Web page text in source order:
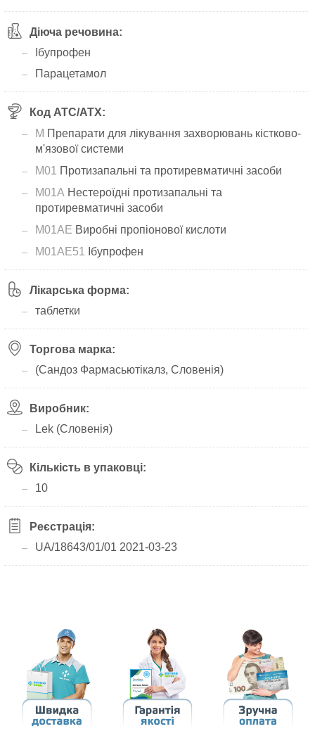
Діюча речовина:
Ібупрофен
Парацетамол
Код АТС/ATX:
M Препарати для лікування захворювань кістково-
м'язової системи
M01
Протизапальні та протиревматичні засоби
M01A Нестероїдні протизапальні та
протиревматичні засоби
M01AE Виробні пропіонової кислоти
M01AE51
Ібупрофен
Лікарська форма:
таблетки
Торгова марка:
(Сандоз Фармасьютікалз, Словенія)
Виробник:
Lek (Словенія)
Кількість в упаковці:
10
Реєстрація:
UA/18643/01/01 2021-03-23